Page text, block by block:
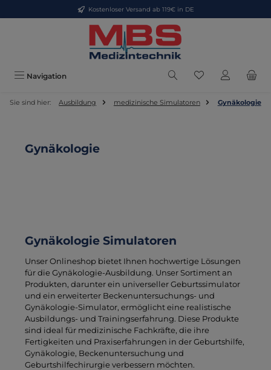
Zum Hauptinhalt springenKostenloser Versand ab 119€ in DE
Navigation Du hast 0
Sie sind hier: Ausbildung medizinische Simulatoren Gynäkologie
Gynäkologie
Gynäkologie Simulatoren
Unser Onlineshop bietet Ihnen hochwertige Lösungen
für die Gynäkologie-Ausbildung. Unser Sortiment an
Produkten, darunter ein universeller Geburtssimulator
und ein erweiterter Beckenuntersuchungs- und
Gynäkologie-Simulator, ermöglicht eine realistische
Ausbildungs- und Trainingserfahrung. Diese Produkte
sind ideal für medizinische Fachkräfte, die ihre
Fertigkeiten und Praxiserfahrungen in der Geburtshilfe,
Gynäkologie, Beckenuntersuchung und
Geburtshilfechirurgie verbessern möchten.